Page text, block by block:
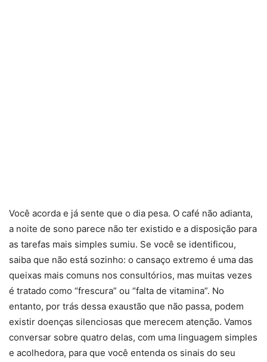
Você acorda e já sente que o dia pesa. O café não adianta,
a noite de sono parece não ter existido e a disposição para
as tarefas mais simples sumiu. Se você se identificou,
saiba que não está sozinho: o cansaço extremo é uma das
queixas mais comuns nos consultórios, mas muitas vezes
é tratado como “frescura” ou “falta de vitamina”. No
entanto, por trás dessa exaustão que não passa, podem
existir doenças silenciosas que merecem atenção. Vamos
conversar sobre quatro delas, com uma linguagem simples
e acolhedora, para que você entenda os sinais do seu